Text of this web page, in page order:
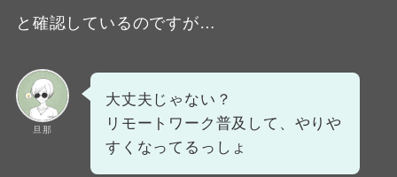
と確認しているのですが…
旦那
大丈夫じゃない？
リモートワーク普及して、やりや
すくなってるっしょ